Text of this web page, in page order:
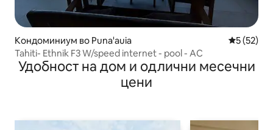
Кондоминиум во Puna'auia Просечна
5 (52)
Tahiti- Ethnik F3 W/speed internet - pool - AC
Удобност на дом и одлични месечни
цени